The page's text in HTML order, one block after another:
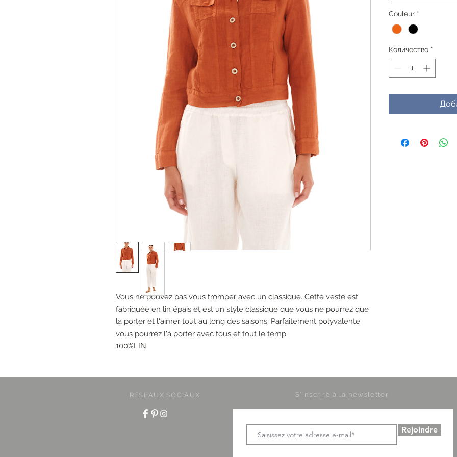
Vous ne pouvez pas vous tromper avec un classique. Cette veste est
fabriquée en lin épais et est un style classique que vous ne pourrez que
la porter et l'aimer tout au long des saisons. Parfaitement polyvalente
vous pourrez l'à porter avec tous et tout le temp
100%LIN
Couleur *
Количество *
RESEAUX SOCIAUX S'inscrire à la newsletter
Rejoindre